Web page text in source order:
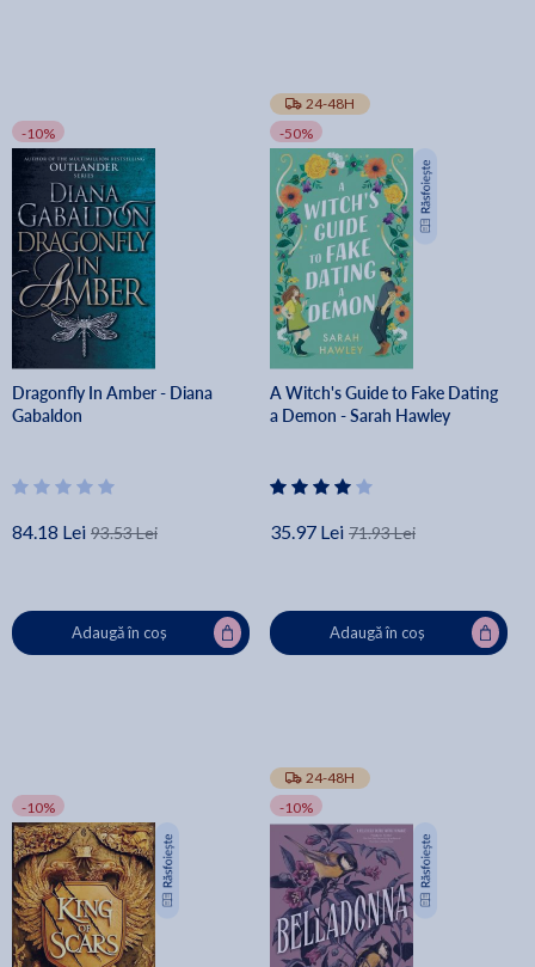
-10%
Dragonfly In Amber - Diana
Gabaldon
84.18 Lei 93.53 Lei
Adaugă în coș
24-48H
-50%
A Witch's Guide to Fake Dating
a Demon - Sarah Hawley
35.97 Lei 71.93 Lei
Adaugă în coș
-10%
24-48H
-10%